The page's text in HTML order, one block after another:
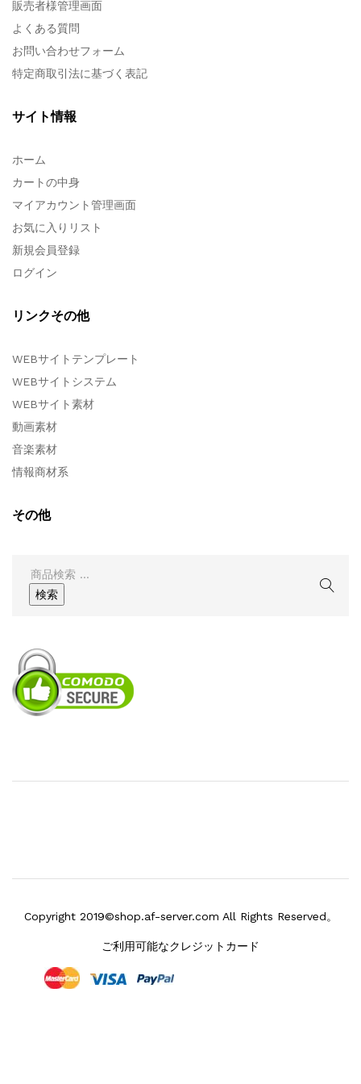
販売者様管理画面
よくある質問
お問い合わせフォーム
特定商取引法に基づく表記
サイト情報
ホーム
カートの中身
マイアカウント管理画面
お気に入りリスト
新規会員登録
ログイン
リンクその他
WEBサイトテンプレート
WEBサイトシステム
WEBサイト素材
動画素材
音楽素材
情報商材系
その他
検
索
結
検索
Copyright 2019©shop.af-server.com All Rights Reserved。
ご利用可能なクレジットカード